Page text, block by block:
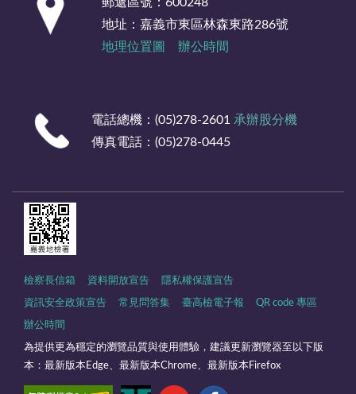
地址：嘉義市東區林森東路286號
地理位置圖
辦公時間
電話總機：(05)278-2601 承辦股分機
傳真電話：(05)278-0445
檢察長信箱 資料開放宣告 隱私權保護宣告
資訊安全政策宣告 常見問答集 臺高檢電子報 QR code 專區
辦公時間
為提供更為穩定的瀏覽品質與使用體驗，建議更新瀏覽器至以下版
本：最新版本Edge、最新版本Chrome、最新版本Firefox